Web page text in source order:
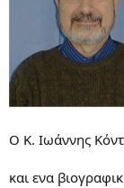
Ο Κ. Ιωάννης
και ενα